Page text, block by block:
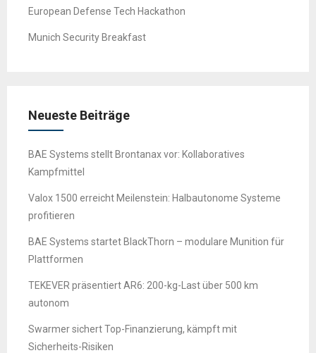
European Defense Tech Hackathon
Munich Security Breakfast
Neueste Beiträge
BAE Systems stellt Brontanax vor: Kollaboratives
Kampfmittel
Valox 1500 erreicht Meilenstein: Halbautonome Systeme
profitieren
BAE Systems startet BlackThorn – modulare Munition für
Plattformen
TEKEVER präsentiert AR6: 200-kg-Last über 500 km
autonom
Swarmer sichert Top-Finanzierung, kämpft mit
Sicherheits-Risiken